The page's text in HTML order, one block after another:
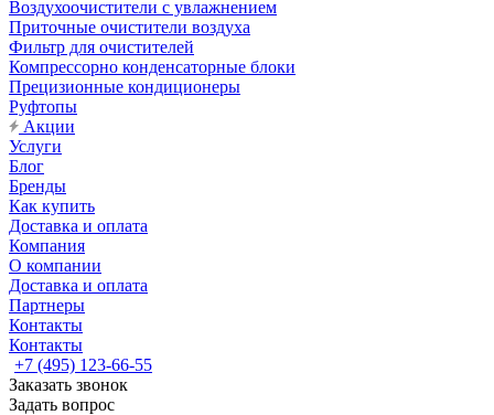
Воздухоочистители с увлажнением
Приточные очистители воздуха
Фильтр для очистителей
Компрессорно конденсаторные блоки
Прецизионные кондиционеры
Руфтопы
Акции
Услуги
Блог
Бренды
Как купить
Доставка и оплата
Компания
О компании
Доставка и оплата
Партнеры
Контакты
Контакты
+7 (495) 123-66-55
Заказать звонок
Задать вопрос